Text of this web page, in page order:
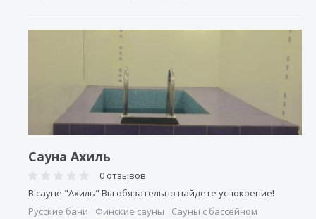
Сауна Ахиль
0 отзывов
В сауне "Ахиль" Вы обязательно найдете успокоение!
Русские бани
Финские сауны Сауны с бассейном